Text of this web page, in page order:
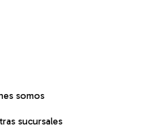
somos
sucursales